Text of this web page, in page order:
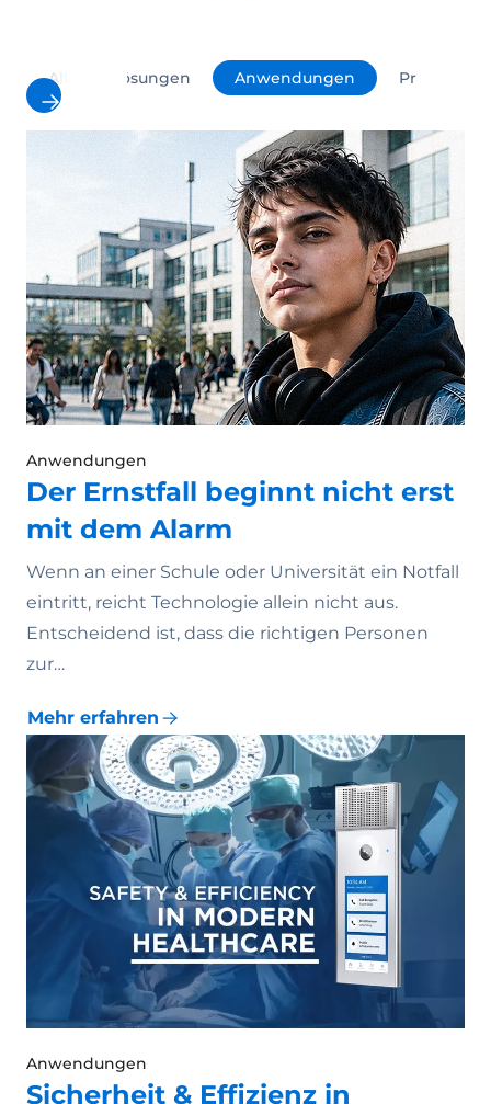
All Lösungen Anwendungen Produkte
Anwendungen
Der Ernstfall beginnt nicht erst
mit dem Alarm
Wenn an einer Schule oder Universität ein Notfall
eintritt, reicht Technologie allein nicht aus.
Entscheidend ist, dass die richtigen Personen
zur…
Mehr erfahren
Anwendungen
Sicherheit & Effizienz in